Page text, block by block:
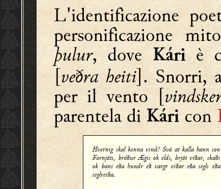
L'identificazione
personificazione
þulur, dove Káriè
[veðra heiti]. Snorri,
per il vento [
parentela di Káricon
Hvernig skal kenna vind? Svá at kalla hann son
Fornjóts, bróður Ægis ok elds, brjót viðar, skaði
ok bani eða hundr eð vargr viðar eða segls eða
seglreiða.